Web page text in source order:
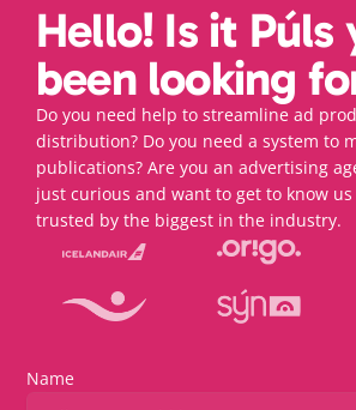
Hello! Is it Púls
been looking
Do you need help to streamline ad
distribution? Do you need a system to
publications? Are you an advertising
just curious and want to get to know
trusted by the biggest in the industry.
Name